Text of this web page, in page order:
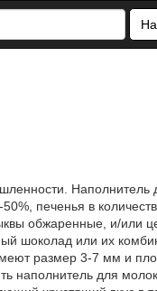
Наполнитель
печенья в
обжаренные, и/или
шоколад или их
размер 3-7 мм и
наполнитель для